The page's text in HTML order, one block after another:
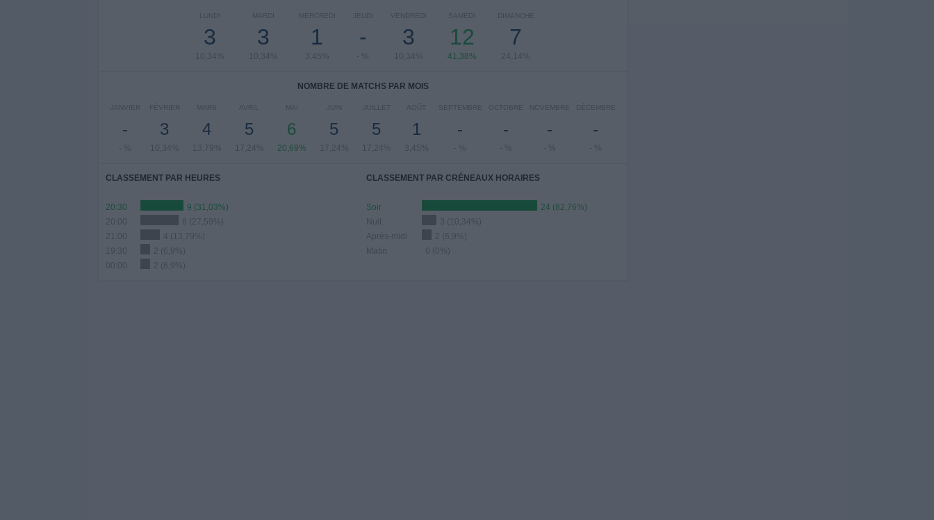
LUNDI
3
10,34%
MARDI
3
10,34%
MERCREDI
1
3,45%
JEUDI
-
- %
VENDREDI
3
10,34%
SAMEDI
12
41,38%
DIMANCHE
7
24,14%
NOMBRE DE MATCHS PAR MOIS
JANVIER
-
- %
FÉVRIER
3
10,34%
MARS
4
13,79%
AVRIL
5
17,24%
MAI
6
20,69%
JUIN
5
17,24%
JUILLET
5
17,24%
AOÛT
1
3,45%
SEPTEMBRE
-
- %
OCTOBRE
-
- %
NOVEMBRE
-
- %
DÉCEMBRE
-
- %
CLASSEMENT PAR HEURES
20:30
9 (31,03%)
20:00
8 (27,59%)
21:00
4 (13,79%)
19:30
2 (6,9%)
2 (6,9%)
CLASSEMENT PAR CRÉNEAUX HORAIRES
Soir
24 (82,76%)
Nuit
3 (10,34%)
Après-midi
2 (6,9%)
Matin
0 (0%)